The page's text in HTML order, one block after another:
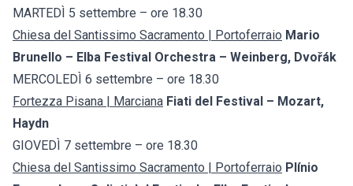
MARTEDÌ 5 settembre – ore 18.30
Chiesa del Santissimo Sacramento | Portoferraio Mario
Brunello – Elba Festival Orchestra – Weinberg, Dvořák
MERCOLEDÌ 6 settembre – ore 18.30
Fortezza Pisana | Marciana Fiati del Festival – Mozart,
Haydn
GIOVEDÌ 7 settembre – ore 18.30
Chiesa del Santissimo Sacramento | Portoferraio Plínio